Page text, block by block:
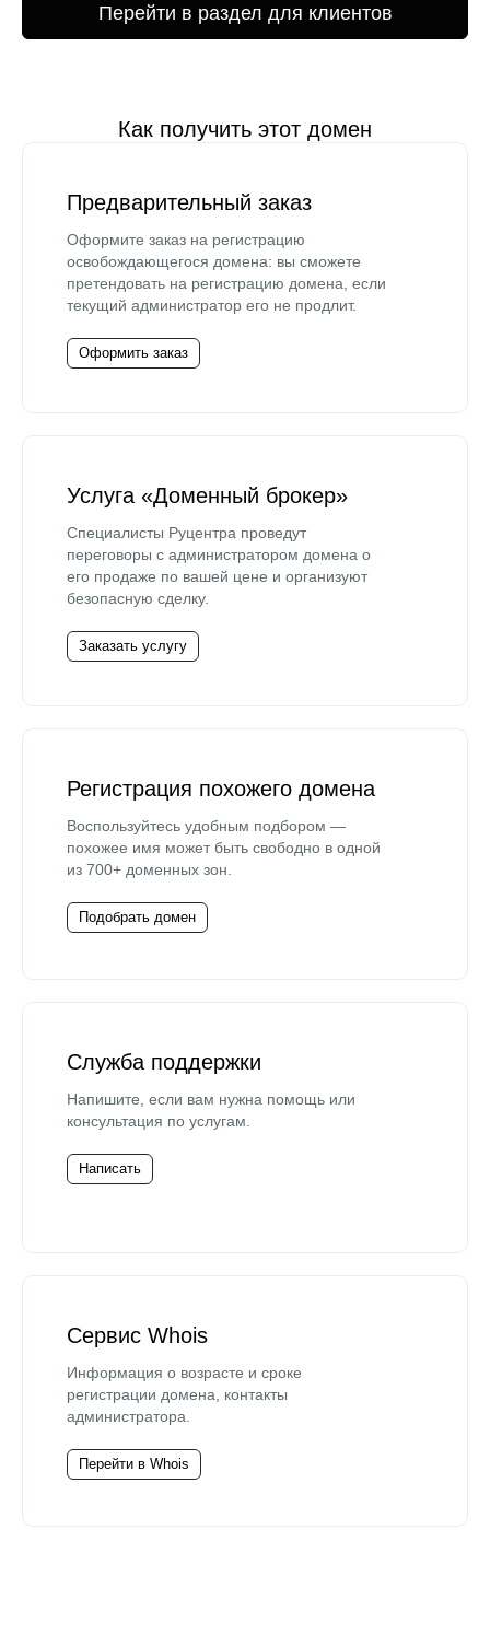
Перейти в раздел для клиентов
Как получить этот домен
Предварительный заказ
Оформите заказ на регистрацию
освобождающегося домена: вы сможете
претендовать на регистрацию домена, если
текущий администратор его не продлит.
Оформить заказ
Услуга «Доменный брокер»
Специалисты Руцентра проведут
переговоры с администратором домена о
его продаже по вашей цене и организуют
безопасную сделку.
Заказать услугу
Регистрация похожего домена
Воспользуйтесь удобным подбором —
похожее имя может быть свободно в одной
из 700+ доменных зон.
Подобрать домен
Служба поддержки
Напишите, если вам нужна помощь или
консультация по услугам.
Написать
Сервис Whois
Информация о возрасте и сроке
регистрации домена, контакты
администратора.
Перейти в Whois